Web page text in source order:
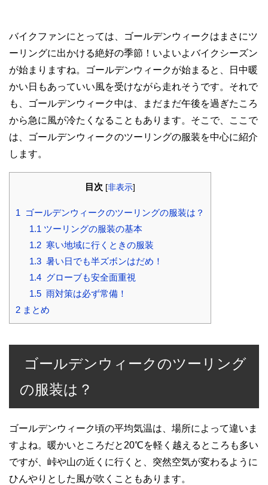
バイクファンにとっては、ゴールデンウィークはまさにツ
ーリングに出かける絶好の季節！いよいよバイクシーズン
が始まりますね。ゴールデンウィークが始まると、日中暖
かい日もあっていい風を受けながら走れそうです。それで
も、ゴールデンウィーク中は、まだまだ午後を過ぎたころ
から急に風が冷たくなることもあります。そこで、ここで
は、ゴールデンウィークのツーリングの服装を中心に紹介
します。
目次 [非表示]
1 ゴールデンウィークのツーリングの服装は？
1.1 ツーリングの服装の基本
1.2寒い地域に行くときの服装
1.3暑い日でも半ズボンはだめ！
1.4グローブも安全面重視
1.5雨対策は必ず常備！
2 まとめ
ゴールデンウィークのツーリング
の服装は？
ゴールデンウィーク頃の平均気温は、場所によって違いま
すよね。暖かいところだと20℃を軽く越えるところも多い
ですが、峠や山の近くに行くと、突然空気が変わるように
ひんやりとした風が吹くこともあります。